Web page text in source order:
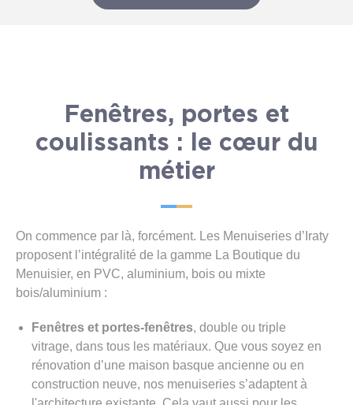
Fenêtres, portes et
coulissants : le cœur du
métier
On commence par là, forcément. Les Menuiseries d’Iraty
proposent l’intégralité de la gamme La Boutique du
Menuisier, en PVC, aluminium, bois ou mixte
bois/aluminium :
Fenêtres et portes-fenêtres, double ou triple
vitrage, dans tous les matériaux. Que vous soyez en
rénovation d’une maison basque ancienne ou en
construction neuve, nos menuiseries s’adaptent à